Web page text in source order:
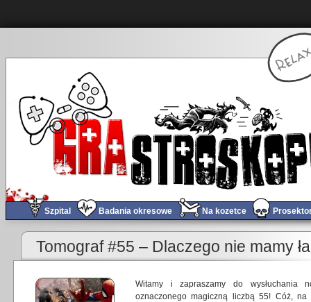
Szpital Badania okresowe Na kozetce
Tomograf #55 – Dlaczego nie mamy
Witamy i zapraszamy do wysłuchania
oznaczonego magiczną liczbą 55! Cóż,